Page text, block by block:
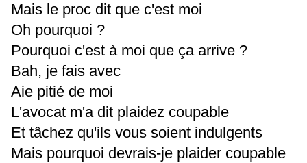
Mais le proc dit que c'est moi
Oh pourquoi ?
Pourquoi c'est à moi que ça arrive ?
Bah, je fais avec
Aie pitié de moi
L'avocat m'a dit plaidez coupable
Et tâchez qu'ils vous soient indulgents
Mais pourquoi devrais-je plaider coupable